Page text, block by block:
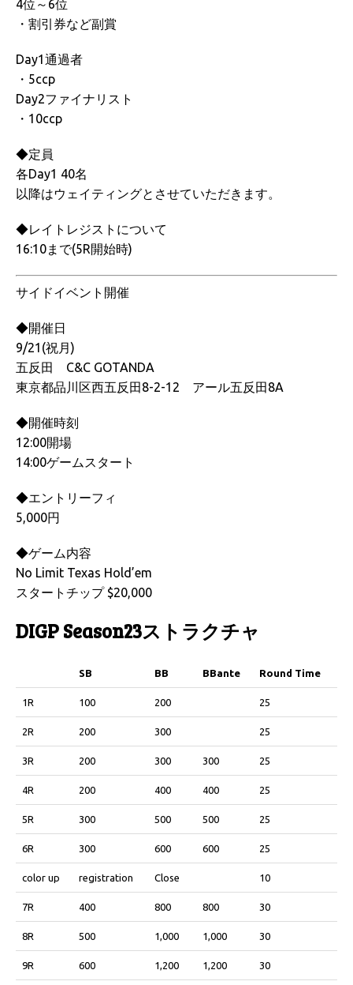
4位～6位
・割引券など副賞
Day1通過者
・5ccp
Day2ファイナリスト
・10ccp
◆定員
各Day1 40名
以降はウェイティングとさせていただきます。
◆レイトレジストについて
16:10まで(5R開始時)
サイドイベント開催
◆開催日
9/21(祝月)
五反田 C&C GOTANDA
東京都品川区西五反田8-2-12 アール五反田8A
◆開催時刻
12:00開場
14:00ゲームスタート
◆エントリーフィ
5,000円
◆ゲーム内容
No Limit Texas Hold’em
スタートチップ $20,000
DIGP Season23ストラクチャ
SB BB BBante
Round Time
1R 100 200 25
2R 200 300 25
3R 200 300 300 25
4R 200 400 400 25
5R 300 500 500 25
6R 300 600 600 25
color up registration Close 10
7R 400 800 800 30
8R 500 1,000 1,000 30
9R 600 1,200 1,200 30